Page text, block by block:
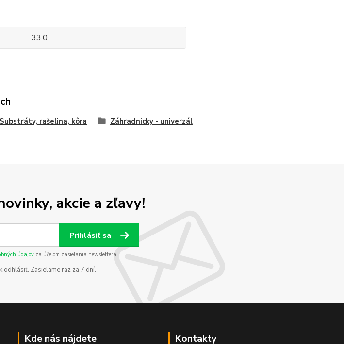
33.0
Substráty, rašelina, kôra Záhradnícky - univerzál
akcie a zľavy!
Prihlásiť sa
údajovza účelom zasielania newslettera.
odhlásiť. Zasielame raz za 7 dní.
Kde nás nájdete Kontakty